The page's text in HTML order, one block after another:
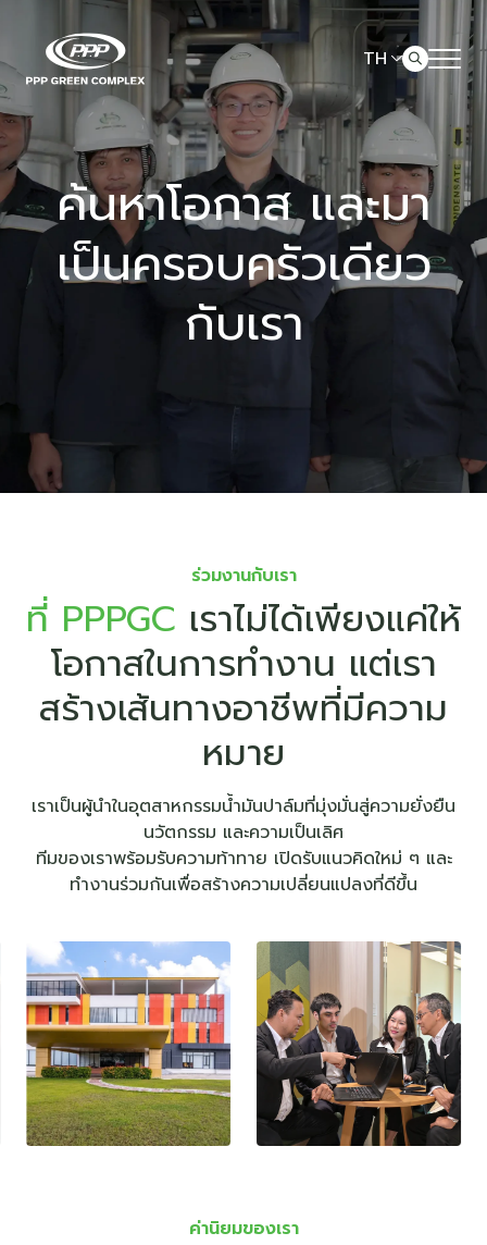
TH
ค้นหาในเว็บไซต์
Web Design by
เกี่ยวกับ PPPGC
ธุรกิจของเรา
ข่าวสารและสื่อประชาสัมพันธ์
ค้นหาโอกาส และมา
เป็นครอบครัวเดียว
กับเรา
ร่วมงานกับเรา
ที่ PPPGC เราไม่ได้เพียงแค่ให้
โอกาสในการทำงาน แต่เรา
สร้างเส้นทางอาชีพที่มีความ
หมาย
เราเป็นผู้นำในอุตสาหกรรมน้ำมันปาล์มที่มุ่งมั่นสู่ความยั่งยืน
นวัตกรรม และความเป็นเลิศ
ทีมของเราพร้อมรับความท้าทาย เปิดรับแนวคิดใหม่ ๆ และ
ทำงานร่วมกันเพื่อสร้างความเปลี่ยนแปลงที่ดีขึ้น
ค่านิยมของเรา